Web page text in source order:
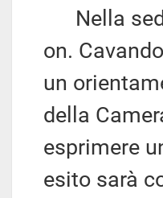
Nella
on.
un
della
esprimere
esito sarà